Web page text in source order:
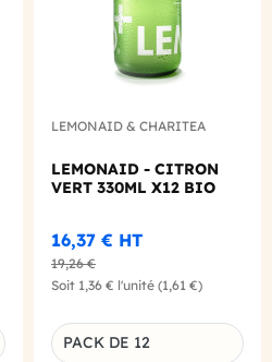
LEMONAID & CHARITEA
LEMONAID - CITRON
VERT 330ML X12 BIO
16,37 € HT
19,26 €
Soit 1,36 € l'unité (1,61 €)
PACK DE 12